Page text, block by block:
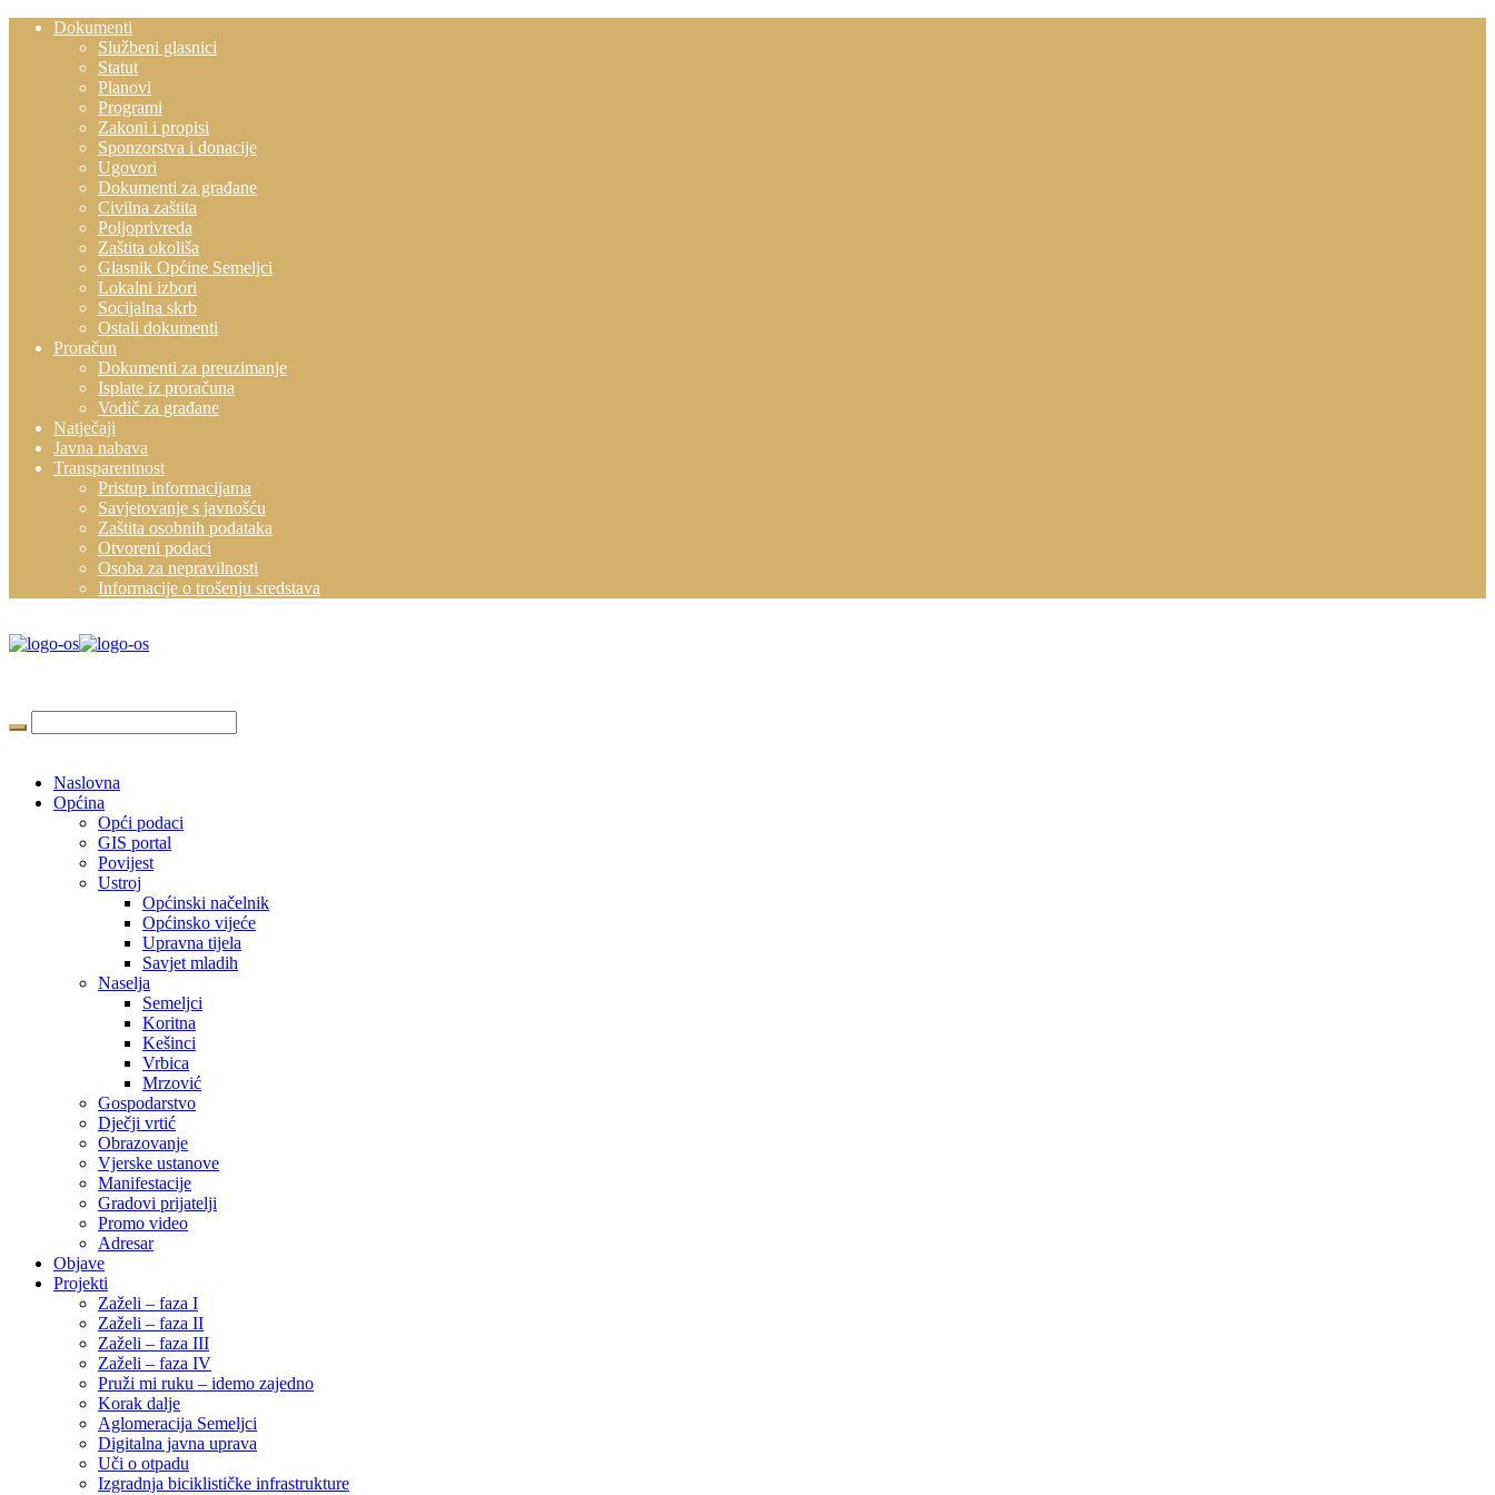
Dokumenti
Službeni glasnici
Statut
Planovi
Programi
Zakoni i propisi
Sponzorstva i donacije
Ugovori
Dokumenti za građane
Civilna zaštita
Poljoprivreda
Zaštita okoliša
Glasnik Općine Semeljci
Lokalni izbori
Socijalna skrb
Ostali dokumenti
Proračun
Dokumenti za preuzimanje
Isplate iz proračuna
Vodič za građane
Natječaji
Javna nabava
Transparentnost
Pristup informacijama
Savjetovanje s javnošću
Zaštita osobnih podataka
Otvoreni podaci
Osoba za nepravilnosti
Informacije o trošenju sredstava
Naslovna
Općina
Opći podaci
GIS portal
Povijest
Ustroj
Općinski načelnik
Općinsko vijeće
Upravna tijela
Savjet mladih
Naselja
Semeljci
Koritna
Kešinci
Vrbica
Mrzović
Gospodarstvo
Dječji vrtić
Obrazovanje
Vjerske ustanove
Manifestacije
Gradovi prijatelji
Promo video
Adresar
Objave
Projekti
Zaželi – faza I
Zaželi – faza II
Zaželi – faza III
Zaželi – faza IV
Pruži mi ruku – idemo zajedno
Korak dalje
Aglomeracija Semeljci
Digitalna javna uprava
Uči o otpadu
Izgradnja biciklističke infrastrukture